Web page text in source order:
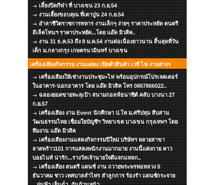
เลี้ยงปิดกีฬา ที่ บางเขน 23 ก.ย.54
งานเลี้ยงขอบคุณ ที่เตาปูน 24 ก.ย.54
อำลาชีวิตราชการทหาร งานเล็กๆ ง่ายๆ ราคาประหยัด ดนตรี
อีเล็คโทนฯ ราคาประหยัด...โดย แอ๊ด มิวสิค..
งาน 31 ธ.ค.53 ถึง 8 ม.ค.54 งานต่อเนื่องยาวนาน สิ้นสุดที่วัน
เด็ก ม.กลางกรุง เกษตรนวมินทร์ บางเขน
เครื่องเสียงกิจกรรม งานแสดง เปิดตัวสินค้า เวที ไฟ งานต่างๆ
เครื่องเสียงให้เช่างานประชุม+ไฟ พร้อมอุปกรณ์โปรเจคเตอร์
ในอาคาร-นอกอาคาร โดย แอ๊ด มิวสิค โทร 0867866022..
ฉลองยอดขายทะลุเป้า สนามกอลฟ์ธนาซิต้ คลับ บางนา 27
ก.ย.57
เครื่องเสียง งาน Event นักศึกษา ป.โท ม.ศรีปทุม สืบสาน
วัฒนธรรมไทย เชื่อมใยบัญชีฯ วิทยาเขต บางเขน กรุงเทพฯ โดย
ทีมงาน แอ๊ด มิวสิค
เครื่องเสียงงานแสดงกิจกรรมปีใหม่ บริษัทฯ หลายสาขา
ลาดพร้าว101 การแสดงพนักงานมากมาย งานนี้แต่งกาย คาว
บอยไนท์ น่ารัก...รางวัลเจ้านายใจดีแจกแหลก..
เครื่องเสียง ดนตรี แดนซ์ งาน ถวายพระพรพ่อหลวง 5
ธันวาคม ชาว เทศบาลลำไทร ลำลูกการ ร้องรำ แดนซ์กระจาย